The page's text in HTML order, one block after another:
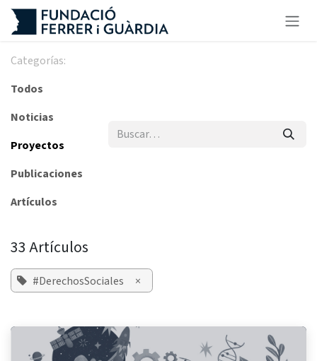
Ir al contenido
Categorías:
Todos
Noticias
Proyectos
Publicaciones
Artículos
33 Artículos
#DerechosSociales ×